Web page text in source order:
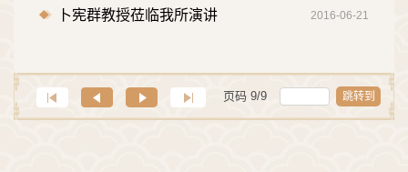
卜宪群教授莅临我所演讲 2016-06-21
页码 9/9 跳转到